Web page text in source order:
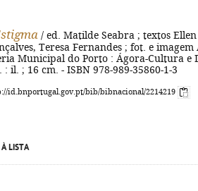
/ ed. Matilde Seabra ; textos
Teresa Fernandes ; fot. e
Municipal do Porto : Ágora-Cultura e
: il. ; 16 cm. - ISBN 978-989-35860-1-3
id.bnportugal.gov.pt/bib/bibnacional/2214219
LISTA